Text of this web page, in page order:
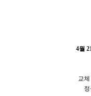
4월
교